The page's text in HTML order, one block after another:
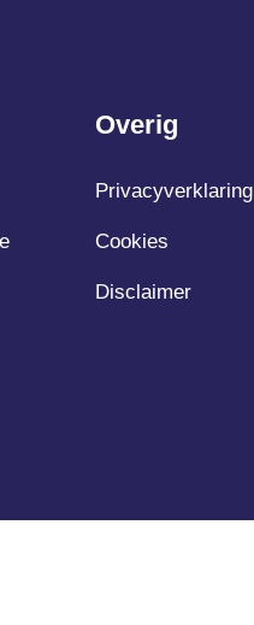
Overig
Privacyverklaring
Cookies
Disclaimer